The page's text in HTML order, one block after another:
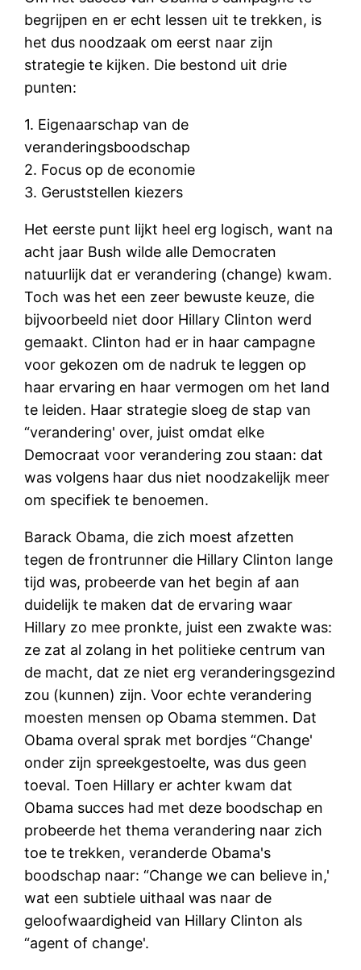
begrijpen en er echt lessen uit te trekken, is
het dus noodzaak om eerst naar zijn
strategie te kijken. Die bestond uit drie
punten:
1. Eigenaarschap van de
veranderingsboodschap
2. Focus op de economie
3. Geruststellen kiezers
Het eerste punt lijkt heel erg logisch, want na
acht jaar Bush wilde alle Democraten
natuurlijk dat er verandering (change) kwam.
Toch was het een zeer bewuste keuze, die
bijvoorbeeld niet door Hillary Clinton werd
gemaakt. Clinton had er in haar campagne
voor gekozen om de nadruk te leggen op
haar ervaring en haar vermogen om het land
te leiden. Haar strategie sloeg de stap van
“verandering' over, juist omdat elke
Democraat voor verandering zou staan: dat
was volgens haar dus niet noodzakelijk meer
om specifiek te benoemen.
Barack Obama, die zich moest afzetten
tegen de frontrunner die Hillary Clinton lange
tijd was, probeerde van het begin af aan
duidelijk te maken dat de ervaring waar
Hillary zo mee pronkte, juist een zwakte was:
ze zat al zolang in het politieke centrum van
de macht, dat ze niet erg veranderingsgezind
zou (kunnen) zijn. Voor echte verandering
moesten mensen op Obama stemmen. Dat
Obama overal sprak met bordjes “Change'
onder zijn spreekgestoelte, was dus geen
toeval. Toen Hillary er achter kwam dat
Obama succes had met deze boodschap en
probeerde het thema verandering naar zich
toe te trekken, veranderde Obama's
boodschap naar: “Change we can believe in,'
wat een subtiele uithaal was naar de
geloofwaardigheid van Hillary Clinton als
“agent of change'.